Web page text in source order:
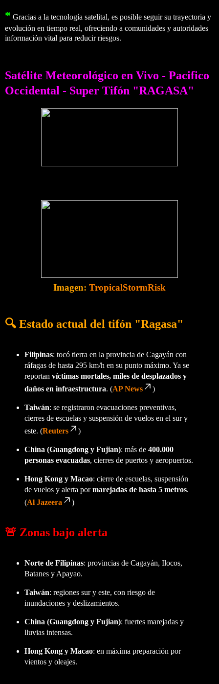
* Gracias a la tecnología satelital, es posible seguir su trayectoria y
evolución en tiempo real, ofreciendo a comunidades y autoridades
información vital para reducir riesgos.
Satélite Meteorológico en Vivo - Pacifico
Occidental - Super Tifón "RAGASA"
Imagen: TropicalStormRisk
🔍 Estado actual del tifón "Ragasa"
Filipinas: tocó tierra en la provincia de Cagayán con
ráfagas de hasta 295 km/h en su punto máximo. Ya se
reportan víctimas mortales, miles de desplazados y
daños en infraestructura. (AP News )
Taiwán: se registraron evacuaciones preventivas,
cierres de escuelas y suspensión de vuelos en el sur y
este. (Reuters )
China (Guangdong y Fujian): más de 400.000
personas evacuadas, cierres de puertos y aeropuertos.
Hong Kong y Macao: cierre de escuelas, suspensión
de vuelos y alerta pormarejadas de hasta 5 metros.
(Al Jazeera )
🚨 Zonas bajo alerta
Norte de Filipinas: provincias de Cagayán, Ilocos,
Batanes y Apayao.
Taiwán: regiones sur y este, con riesgo de
inundaciones y deslizamientos.
China (Guangdong y Fujian): fuertes marejadas y
lluvias intensas.
Hong Kong y Macao: en máxima preparación por
vientos y oleajes.